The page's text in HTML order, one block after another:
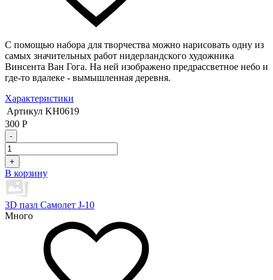
С помощью набора для творчества можно нарисовать одну из
самых значительных работ нидерландского художника
Винсента Ван Гога. На ней изображено предрассветное небо и
где-то вдалеке - вымышленная деревня.
Характеристики
Артикул KH0619
300 Р
-
+
В корзину
3D пазл Самолет J-10
Много